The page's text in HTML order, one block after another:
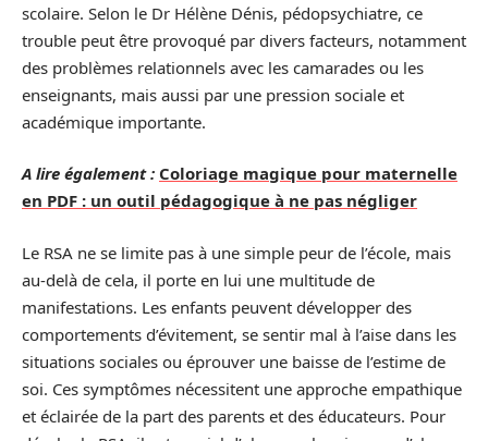
scolaire. Selon le Dr Hélène Dénis, pédopsychiatre, ce
trouble peut être provoqué par divers facteurs, notamment
des problèmes relationnels avec les camarades ou les
enseignants, mais aussi par une pression sociale et
académique importante.
A lire également : Coloriage magique pour maternelle
en PDF : un outil pédagogique à ne pas négliger
Le RSA ne se limite pas à une simple peur de l’école, mais
au-delà de cela, il porte en lui une multitude de
manifestations. Les enfants peuvent développer des
comportements d’évitement, se sentir mal à l’aise dans les
situations sociales ou éprouver une baisse de l’estime de
soi. Ces symptômes nécessitent une approche empathique
et éclairée de la part des parents et des éducateurs. Pour